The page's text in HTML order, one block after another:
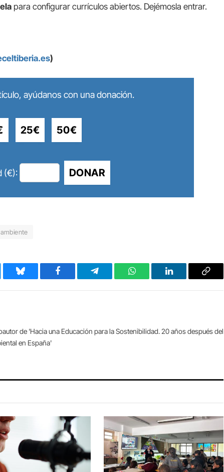
para configurar currículos abiertos. Dejémosla entrar.
)
ayúdanos con una donación.
25€ 50€
(€): DONAR
Bluesky Facebook Telegram WhatsAppLinkedIn Copy
de 'Hacia una Educación para la Sostenibilidad. 20 años después del
en España'